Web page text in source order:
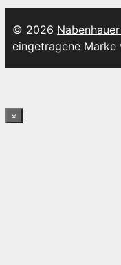
© 2026
eingetragene Marke
×